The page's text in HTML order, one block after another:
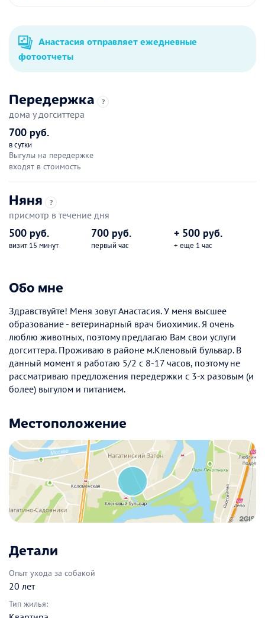
Анастасия отправляет ежедневные
фотоотчеты
Передержка ?
дома у догситтера
700 руб.
в сутки
Выгулы на передержке
входят в стоимость
Няня ?
присмотр в течение дня
500 руб.
визит 15 минут
700 руб.
первый час
+ 500 руб.
+ еще 1 час
Обо мне
Здравствуйте! Меня зовут Анастасия. У меня высшее
образование - ветеринарный врач биохимик. Я очень
люблю животных, поэтому предлагаю Вам свои услуги
догситтера. Проживаю в районе м.Кленовый бульвар. В
данный момент я работаю 5/2 с 8-17 часов, поэтому не
рассматриваю предложения передержки с 3-х разовым (и
более) выгулом и питанием.
Местоположение
Детали
Опыт ухода за собакой
20 лет
Тип жилья: